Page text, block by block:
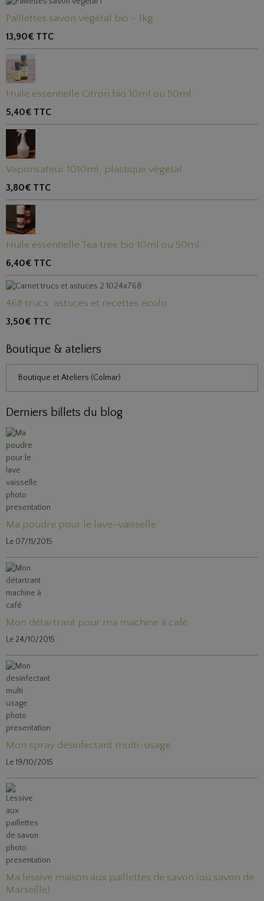
Paillettes savon végétal bio - 1kg
13,90€ TTC
Huile essentielle Citron bio 10ml ou 50ml
5,40€ TTC
Vaporisateur 1010ml, plastique végétal
3,80€ TTC
Huile essentielle Tea tree bio 10ml ou 50ml
6,40€ TTC
468 trucs, astuces et recettes écolo
3,50€ TTC
Boutique & ateliers
Boutique et Ateliers (Colmar)
Derniers billets du blog
Ma poudre pour le lave-vaisselle
Le 07/11/2015
Mon détartrant pour ma machine à café
Le 24/10/2015
Mon spray désinfectant multi-usage
Le 19/10/2015
Ma lessive maison aux paillettes de savon (ou savon de
Marseille)